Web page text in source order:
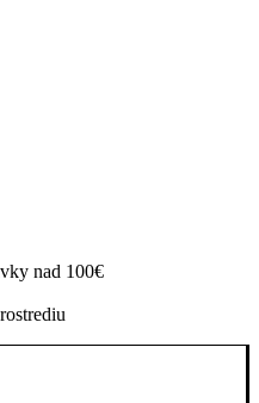
nad 100€